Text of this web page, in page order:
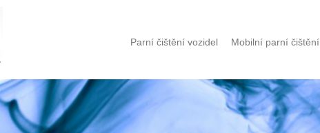
Parní čištění vozidel Mobilní parní čištění